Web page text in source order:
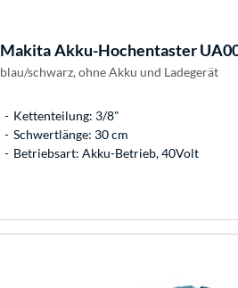
MakitaAkku-Hochentaster
blau/schwarz, ohne Akku und Ladegerät
Kettenteilung: 3/8"
Schwertlänge: 30 cm
Betriebsart: Akku-Betrieb, 40Volt